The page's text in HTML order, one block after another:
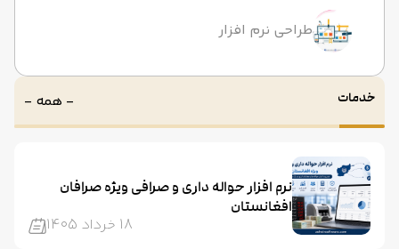
طراحی نرم افزار
خدمات - همه -
نرم افزار حواله داری و صرافی ویژه صرافان
افغانستان
18 خرداد 1405